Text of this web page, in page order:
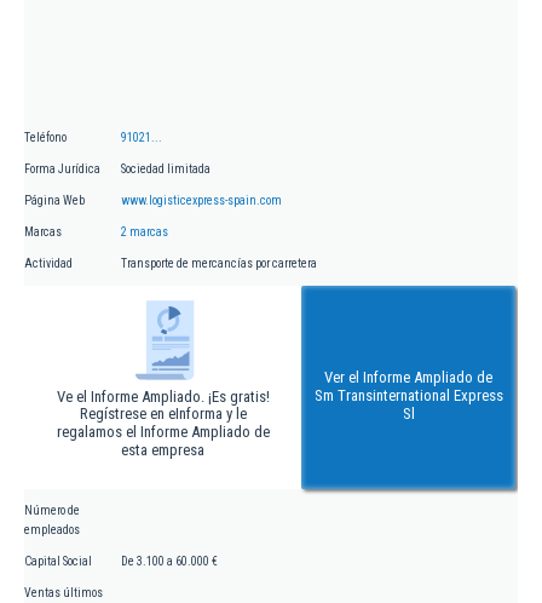
Teléfono 91021...
Forma Jurídica Sociedad limitada
Página Web www.logisticexpress-spain.com
Marcas 2 marcas
Actividad Transporte de mercancías por carretera
Ve el Informe Ampliado. ¡Es gratis!
Regístrese en eInforma y le
regalamos el Informe Ampliado de
esta empresa
Ver el Informe Ampliado de
Sm Transinternational Express
Sl
Número de
empleados
Capital Social De 3.100 a 60.000 €
Ventas últimos